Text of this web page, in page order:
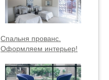
Спальня прованс.
Оформляем интерьер!